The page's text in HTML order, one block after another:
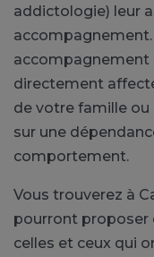
addictologie) leur
accompagnement
directement
de votre famille
sur une
comportement.
Vous trouverez à
pourront proposer
celles et ceux qui